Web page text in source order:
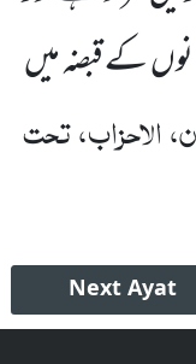
کے قبضہ میں
الاحزاب، تحت
Next Ayat